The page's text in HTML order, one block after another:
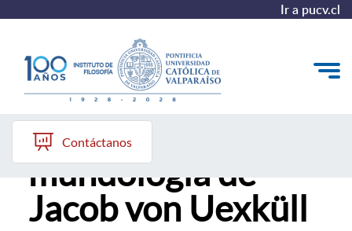
Ir a pucv.cl
El Instituto
Pregrado
Postgrado
Contáctanos
Conferencia - La
mundología de
Jacob von Uexküll